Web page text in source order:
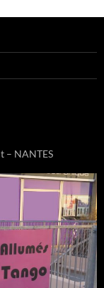
– NANTES